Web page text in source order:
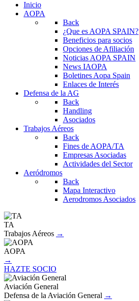
Inicio
AOPA
Back
¿Que es AOPA SPAIN?
Beneficios para socios
Opciones de Afiliación
Noticias AOPA SPAIN
News IAOPA
Boletines Aopa Spain
Enlaces de Interés
Defensa de la AG
Back
Handling
Asociados
Trabajos Aéreos
Back
Fines de AOPA/TA
Empresas Asociadas
Actividades del Sector
Aeródromos
Back
Mapa Interactivo
Aerodromos Asociados
TA
Trabajos Aéreos →
AOPA
→
HAZTE SOCIO
Aviación General
Defensa de la Aviación General →